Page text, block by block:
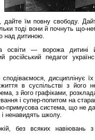
дайте їм повну свободу.
тоді вони й почнуть що-
над дитиною.
освіти — ворожа дитині
російський педагог
дисциплінує
в суспільстві з його
з його графіками,
і супер-попитом на
примусова система, що не
ненавидять школу.
без всяких навіювань